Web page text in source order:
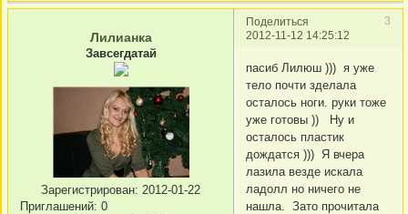
Поделиться
3
2012-11-12 14:25:12
Лилианка
Завсегдатай
Зарегистрирован: 2012-01-22
Приглашений: 0
пасиб Лилюш ))) я уже
тело почти зделала
осталось ноги. руки тоже
уже готовы )) Ну и
осталось пластик
дождатся ))) Я вчера
лазила везде искала
ладолл но ничего не
нашла. Зато прочитала